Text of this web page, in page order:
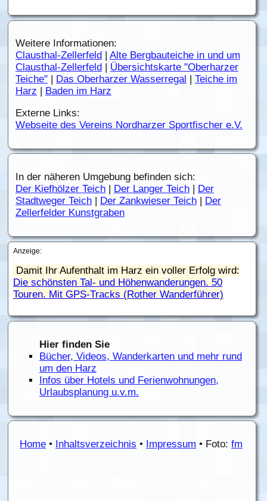
Weitere Informationen:
Clausthal-Zellerfeld
Alte Bergbauteiche in und um
Clausthal-Zellerfeld
Übersichtskarte "Oberharzer
Teiche"
Das Oberharzer Wasserregal
Teiche im
Harz
Baden im Harz
Externe Links:
Webseite des Vereins Nordharzer Sportfischer e.V.
In der näheren Umgebung befinden sich:
Der Kiefhölzer Teich | Der Langer Teich | Der
Stadtweger Teich | Der Zankwieser Teich | Der
Zellerfelder Kunstgraben
Anzeige:
Damit Ihr Aufenthalt im Harz ein voller Erfolg wird:
Die schönsten Tal- und Höhenwanderungen. 50
Touren. Mit GPS-Tracks (Rother Wanderführer)
Hier finden Sie
Bücher, Videos, Wanderkarten und mehr rund
um den Harz
Infos über Hotels und Ferienwohnungen,
Urlaubsplanung u.v.m.
Home • Inhaltsverzeichnis • Impressum • Foto: fm